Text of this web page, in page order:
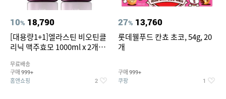
10% 18,790
[대용량1+1]엘라스틴 비오틴클
리닉 맥주효모 1000ml x 2개
무료배송
구매 999+
홈앤쇼핑 2
27% 13,760
롯데웰푸드 칸쵸 초코, 54g, 20
개
구매 999+
쿠팡 1